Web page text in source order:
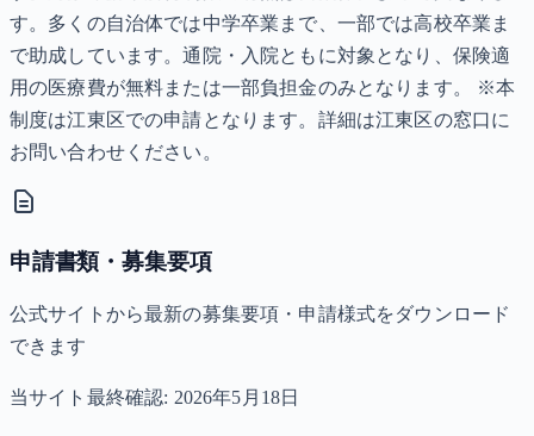
す。多くの自治体では中学卒業まで、一部では高校卒業ま
で助成しています。通院・入院ともに対象となり、保険適
用の医療費が無料または一部負担金のみとなります。 ※本
制度は江東区での申請となります。詳細は江東区の窓口に
お問い合わせください。
申請書類・募集要項
公式サイトから最新の募集要項・申請様式をダウンロード
できます
当サイト最終確認: 2026年5月18日